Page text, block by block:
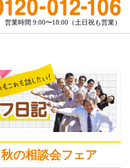
営業時間 9:00〜18:00（土日祝も営業）
の相談会フェア